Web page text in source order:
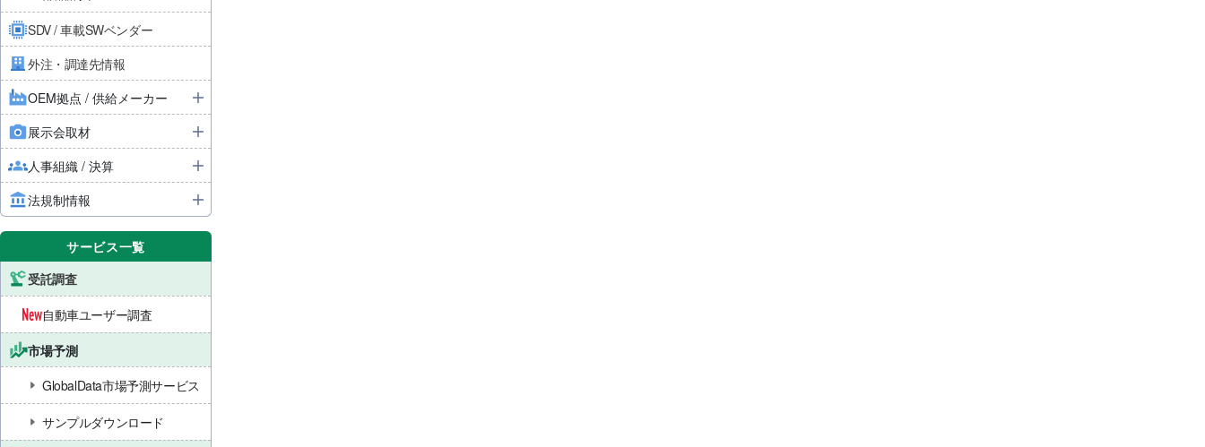
SDV / 車載SWベンダー
外注・調達先情報
OEM拠点 / 供給メーカー
展示会取材
人事組織 / 決算
法規制情報
サービス一覧
受託調査
自動車ユーザー調査
市場予測
GlobalData市場予測サービス
サンプルダウンロード